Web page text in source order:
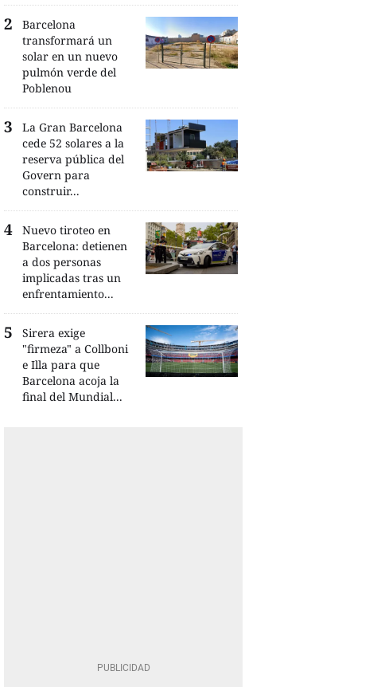
Barcelona
transformará un
solar en un nuevo
pulmón verde del
Poblenou
La Gran Barcelona
cede 52 solares a la
reserva pública del
Govern para
construir...
Nuevo tiroteo en
Barcelona: detienen
a dos personas
implicadas tras un
enfrentamiento...
Sirera exige
"firmeza" a Collboni
e Illa para que
Barcelona acoja la
final del Mundial...